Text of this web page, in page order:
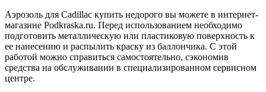
Аэрозоль для Cadillac купить недорого вы можете в интернет-
магазине Podkraska.ru. Перед использованием необходимо
подготовить металлическую или пластиковую поверхность к
ее нанесению и распылить краску из баллончика. С этой
работой можно справиться самостоятельно, сэкономив
средства на обслуживании в специализированном сервисном
центре.